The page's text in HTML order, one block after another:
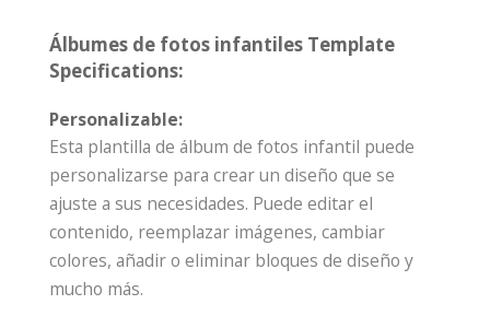
Álbumes de fotos infantiles Template
Specifications:
Personalizable:
Esta plantilla de álbum de fotos infantil puede
personalizarse para crear un diseño que se
ajuste a sus necesidades. Puede editar el
contenido, reemplazar imágenes, cambiar
colores, añadir o eliminar bloques de diseño y
mucho más.